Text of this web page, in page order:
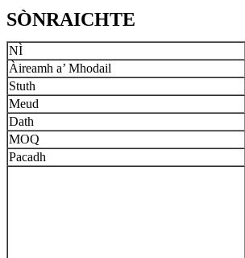
SÒNRAICHTE
NÌ
Àireamh a’ Mhodail
Stuth
Meud
Dath
MOQ
Pacadh